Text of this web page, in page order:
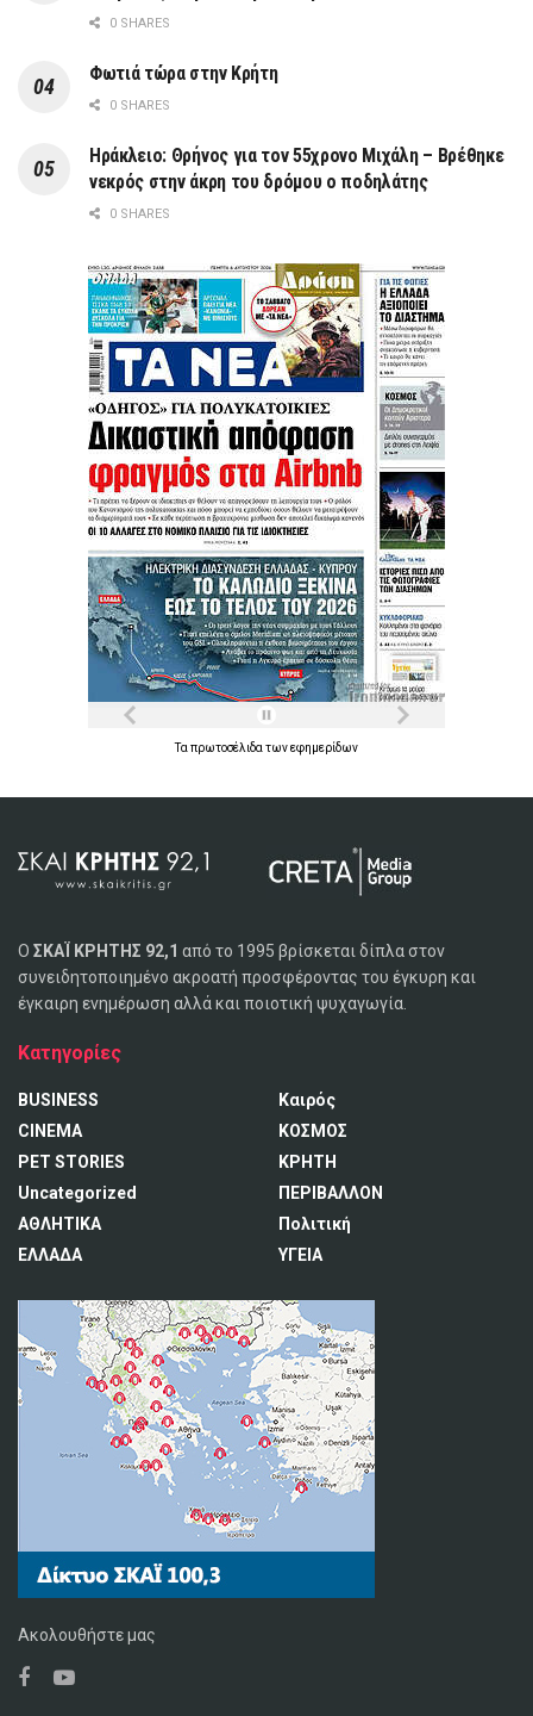
0 SHARES
Φωτιά τώρα στην Κρήτη
0 SHARES
Ηράκλειο: Θρήνος για τον 55χρονο Μιχάλη – Βρέθηκε
νεκρός στην άκρη του δρόμου ο ποδηλάτης
0 SHARES
Τα πρωτοσέλιδα τωνεφημερίδων
Ο ΣΚΑΪ ΚΡΗΤΗΣ 92,1 από το 1995 βρίσκεται δίπλα στον
συνειδητοποιημένο ακροατή προσφέροντας του έγκυρη και
έγκαιρη ενημέρωση αλλά και ποιοτική ψυχαγωγία.
Κατηγορίες
BUSINESS
CINEMA
PET STORIES
Uncategorized
ΑΘΛΗΤΙΚΑ
ΕΛΛΑΔΑ
Καιρός
ΚΟΣΜΟΣ
ΚΡΗΤΗ
ΠΕΡΙΒΑΛΛΟΝ
Πολιτική
ΥΓΕΙΑ
Ακολουθήστε μας